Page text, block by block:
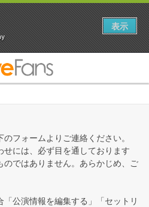
フォームよりご連絡ください。
には、必ず目を通しております
のではありません。あらかじめ、ご
公演情報を編集する」「セットリ
表示